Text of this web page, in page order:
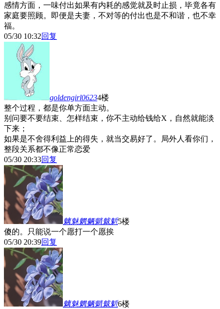
感情方面，一味付出如果有内耗的感觉就及时止损，毕竟各有
家庭要照顾。即便是夫妻，不对等的付出也是不和谐，也不幸
福。
05/30 10:32回复
goldengirl06234楼
整个过程，都是你单方面主动。
别问要不要结束、怎样结束，你不主动给钱给X，自然就能淡
下来；
如果是不舍得利益上的得失，就当交易好了。局外人看你们，
整段关系都不像正常恋爱
05/30 20:33回复
魑魅魍魉魈魃鬿5楼
傻的。只能说一个愿打一个愿挨
05/30 20:39回复
魑魅魍魉魈魃鬿6楼